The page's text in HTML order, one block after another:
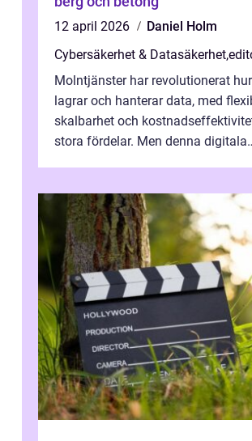
12 april 2026
Daniel Holm
Cybersäkerhet & Datasäkerhet,
Molntjänster har revolutionerat
lagrar och hanterar data, med
skalbarhet och
stora fördelar. Men denna digitala